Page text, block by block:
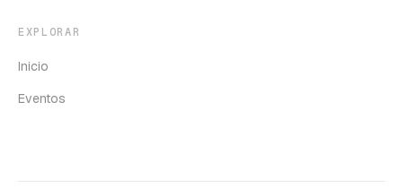
EXPLORAR
Inicio
Eventos